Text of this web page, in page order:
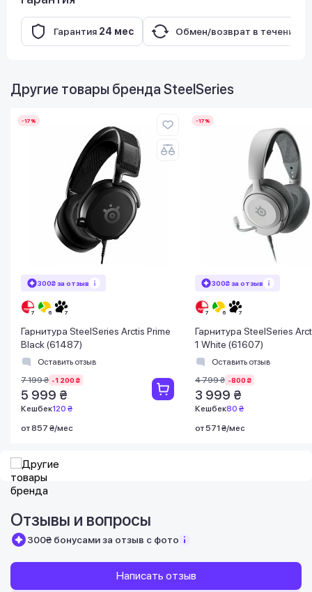
Гарантия 24 мес Обмен/возврат в течение
Другие товары бренда SteelSeries
-17%
300₴ за отзыв
Гарнитура SteelSeries Arctis Prime
Black (61487)
Оставить отзыв
7 199 ₴ -1 200 ₴
5 999 ₴
Кешбек120 ₴
от 857 ₴/мес
-17%
300₴ за отзыв
Гарнитура SteelSeries
1 White (61607)
Оставить отзыв
4 799 ₴ -800 ₴
3 999 ₴
Кешбек80 ₴
от 571 ₴/мес
Отзывы и вопросы
300₴ бонусами за отзыв с фото
Написать отзыв